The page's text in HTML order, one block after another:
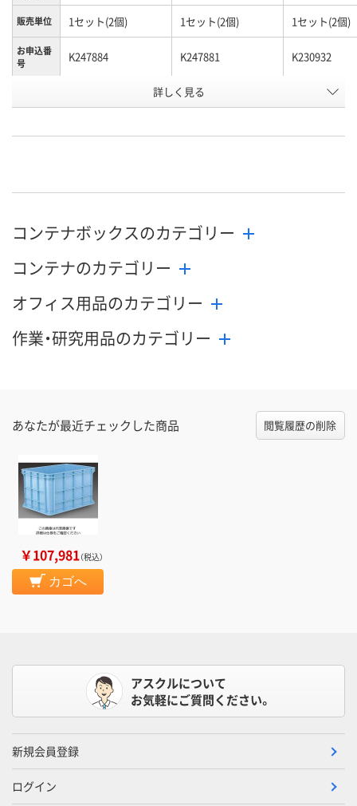
販売単位 1セット(2個) 1セット(2個) 1セット(2個)
お申込番
号
K247884 K247881 K230932
あり
詳しく見る
コンテナボックスのカテゴリー
コンテナのカテゴリー
オフィス用品のカテゴリー
作業・研究用品のカテゴリー
あなたが最近チェックした商品 閲覧履歴の削除
￥107,981（税込）
カゴへ
アスクルについて
お気軽にご質問ください。
新規会員登録
ログイン